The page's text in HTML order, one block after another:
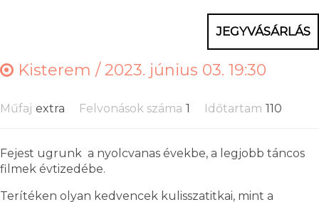
JEGYVÁSÁRLÁS
Kisterem /2023. június 03. 19:30
Műfaj extra Felvonások száma 1 Időtartam 110
Fejest ugrunk a nyolcvanas évekbe, a legjobb táncos
filmek évtizedébe.
Terítéken olyan kedvencek kulisszatitkai, mint a